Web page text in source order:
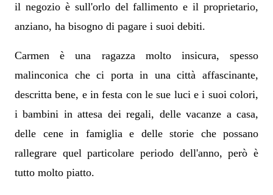
il negozio è sull'orlo del fallimento e il proprietario,
anziano, ha bisogno di pagare i suoi debiti.
Carmen è una ragazza molto insicura, spesso
malinconica che ci porta in una città affascinante,
descritta bene, e in festa con le sue luci e i suoi colori,
i bambini in attesa dei regali, delle vacanze a casa,
delle cene in famiglia e delle storie che possano
rallegrare quel particolare periodo dell'anno, però è
tutto molto piatto.